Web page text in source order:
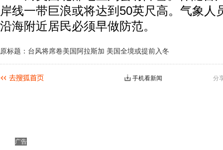
岸线一带巨浪或将达到50英尺高。气象人
沿海附近居民必须早做防范。
原标题：台风将席卷美国阿拉斯加 美国全境或提前入冬
分
手机看新闻
广告